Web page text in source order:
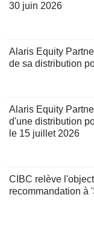
30 juin 2026
Alaris Equity
de sa distribution
Alaris Equity
d'une distribution
le 15 juillet 2026
CIBC relève
recommandation à